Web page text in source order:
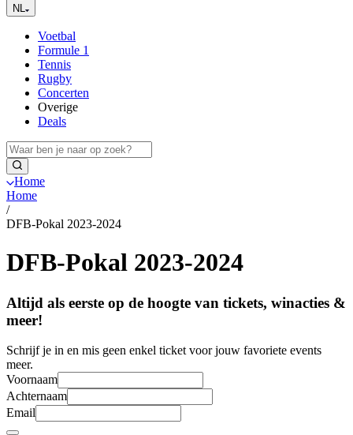
NL
Voetbal
Formule 1
Tennis
Rugby
Concerten
Overige
Deals
Home
Home
/
DFB-Pokal 2023-2024
DFB-Pokal 2023-2024
Altijd als eerste op de hoogte van tickets, winacties &
meer!
Schrijf je in en mis geen enkel ticket voor jouw favoriete events
meer.
Voornaam
Achternaam
Email